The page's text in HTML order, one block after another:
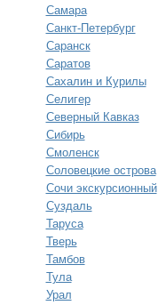
Самара
Санкт-Петербург
Саранск
Саратов
Сахалин и Курилы
Селигер
Северный Кавказ
Сибирь
Смоленск
Соловецкие острова
Сочи экскурсионный
Суздаль
Таруса
Тверь
Тамбов
Тула
Урал